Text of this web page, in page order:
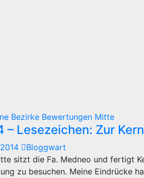
Bezirke Bewertungen Mitte
– Lesezeichen: Zur
Bloggwart
sitzt die Fa. Medneo und fertigt
zu besuchen. Meine Eindrücke